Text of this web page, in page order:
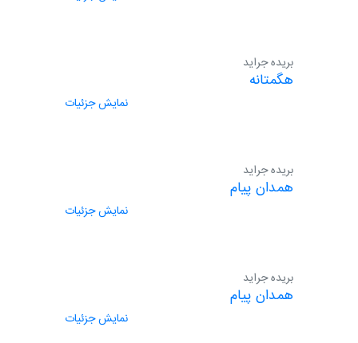
بریده جراید
هگمتانه
نمایش جزئیات
بریده جراید
همدان پیام
نمایش جزئیات
بریده جراید
همدان پیام
نمایش جزئیات